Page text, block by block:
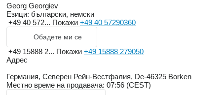
Georg Georgiev
Езици: български, немски
+49 40 572... Покажи +49 40 57290360
Обадете ми се
+49 15888 2... Покажи +49 15888 279050
Адрес
Германия, Северен Рейн-Вестфалия, De-46325 Borken
Местно време на продавача: 07:56 (CEST)